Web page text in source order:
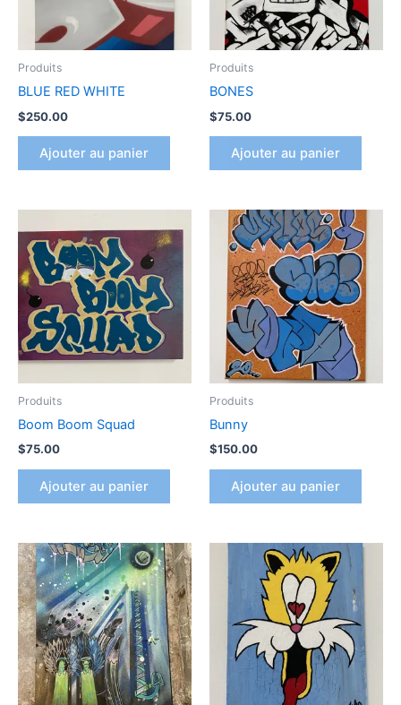
Produits
BLUE RED WHITE
$250.00
Ajouter au panier
Produits
BONES
$75.00
Ajouter au panier
Produits
Boom Boom Squad
$75.00
Ajouter au panier
Produits
Bunny
$150.00
Ajouter au panier